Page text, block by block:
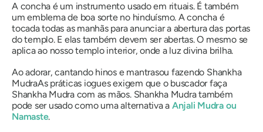
A concha é um instrumento usado em rituais. É também
um emblema de boa sorte no hinduísmo. A concha é
tocada todas as manhãs para anunciar a abertura das portas
do templo. E elas também devem ser abertas. O mesmo se
aplica ao nosso templo interior, onde a luz divina brilha.
Ao adorar, cantando hinos e mantrasou fazendo Shankha
MudraAs práticas iogues exigem que o buscador faça
Shankha Mudracom as mãos. Shankha Mudratambém
pode ser usado como uma alternativa a Anjali Mudra ou
Namaste.